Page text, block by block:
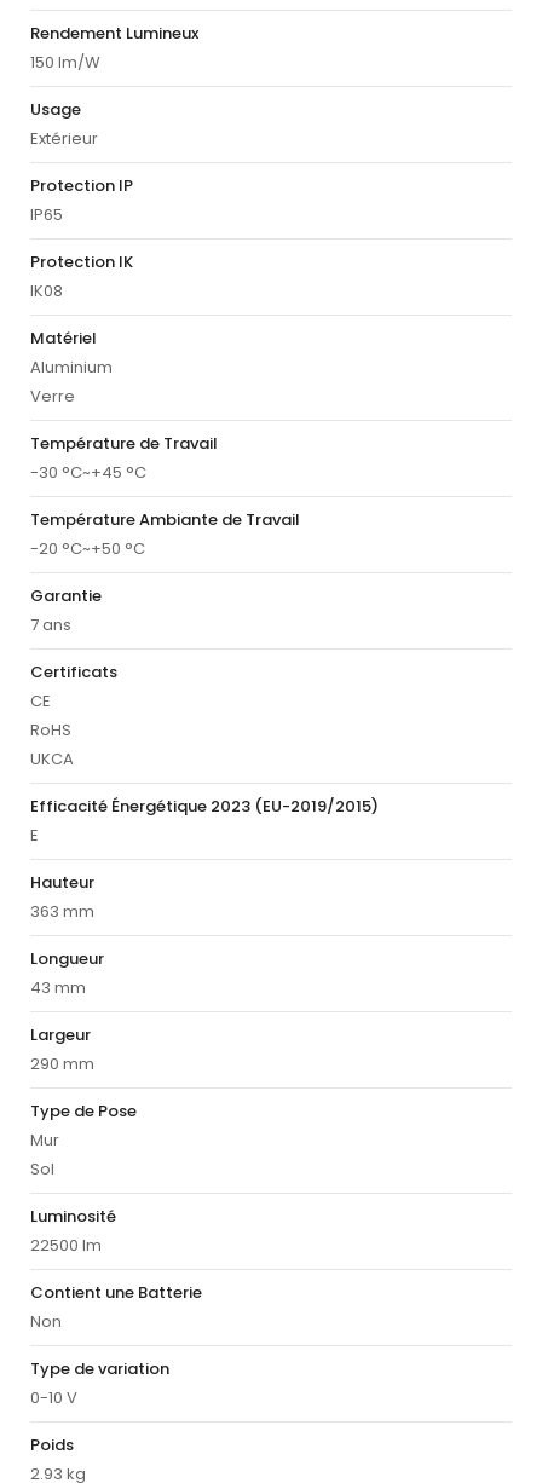
Rendement Lumineux
150 lm/W
Usage
Extérieur
Protection IP
IP65
Protection IK
IK08
Matériel
Aluminium
Verre
Température de Travail
-30 °C~+45 °C
Température Ambiante de Travail
-20 °C~+50 °C
Garantie
7 ans
Certificats
CE
RoHS
UKCA
Efficacité Énergétique 2023 (EU-2019/2015)
E
Hauteur
363 mm
Longueur
43 mm
Largeur
290 mm
Type de Pose
Mur
Sol
Luminosité
22500 lm
Contient une Batterie
Non
Type de variation
0-10 V
Poids
2.93 kg